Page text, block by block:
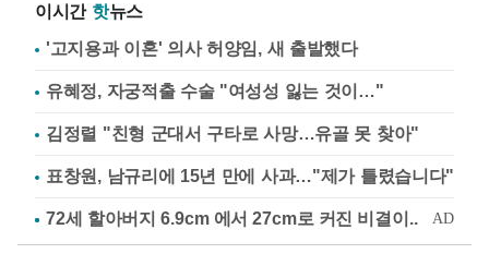
이시간 핫뉴스
'고지용과 이혼' 의사 허양임, 새 출발했다
유혜정, 자궁적출 수술 "여성성 잃는 것이…"
김정렬 "친형 군대서 구타로 사망…유골 못 찾아"
표창원, 남규리에 15년 만에 사과…"제가 틀렸습니다"